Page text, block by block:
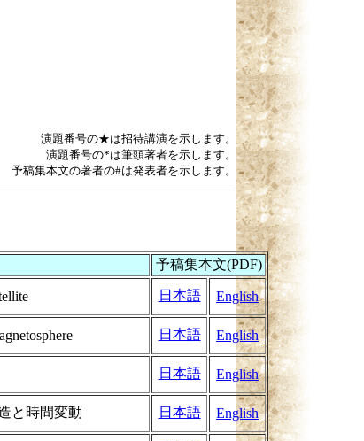
演題番号の★は招待講演を示します。
演題番号の*は筆頭著者を示します。
予稿集本文の著者の#は発表者を示します。
予稿集本文(PDF)
日本語 English
日本語 English
日本語 English
と時間変動 日本語 English